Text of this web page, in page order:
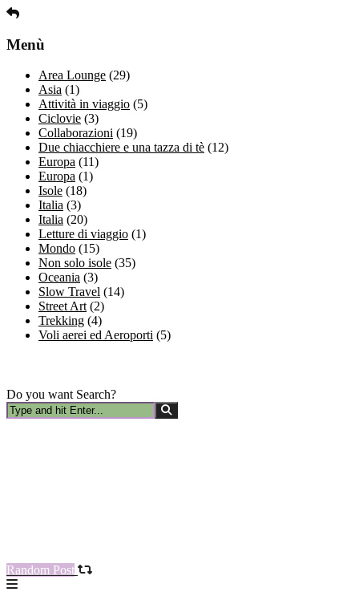
Menù
Area Lounge (29)
Asia (1)
Attività in viaggio (5)
Ciclovie (3)
Collaborazioni (19)
Due chiacchiere e una tazza di tè (12)
Europa (11)
Europa (1)
Isole (18)
Italia (3)
Italia (20)
Letture di viaggio (1)
Mondo (15)
Non solo isole (35)
Oceania (3)
Slow Travel (14)
Street Art(2)
Trekking (4)
Voli aerei ed Aeroporti (5)
Do you want Search?
Random Post